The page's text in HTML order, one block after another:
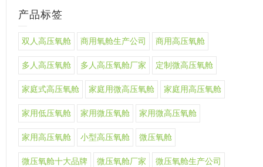
产品标签
双人高压氧舱 商用氧舱生产公司 商用高压氧舱
多人高压氧舱 多人高压氧舱厂家 定制微高压氧舱
家庭式高压氧舱 家庭用微高压氧舱 家庭用高压氧舱
家用低压氧舱 家用微压氧舱 家用微高压氧舱
家用高压氧舱 小型高压氧舱 微压氧舱
微压氧舱十大品牌 微压氧舱厂家 微压氧舱生产公司